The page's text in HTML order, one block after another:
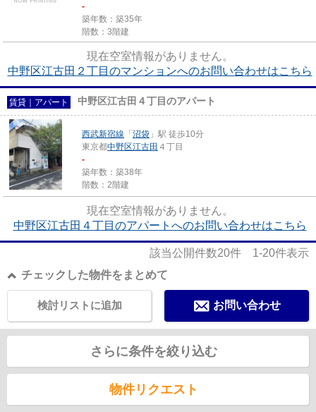
-
築年数：築35年
階数：3階建
現在空室情報がありません。
中野区江古田２丁目のマンションへのお問い合わせはこちら
賃貸｜アパート 中野区江古田４丁目のアパート
西武新宿線 「 沼袋 」駅 徒歩10分
東京都中野区江古田 ４丁目
-
築年数：築38年
階数：2階建
現在空室情報がありません。
中野区江古田４丁目のアパートへのお問い合わせはこちら
該当公開件数20件 1-20件表示
チェックした物件をまとめて
お問い合わせ
検討リストに追加
さらに条件を絞り込む
物件リクエスト